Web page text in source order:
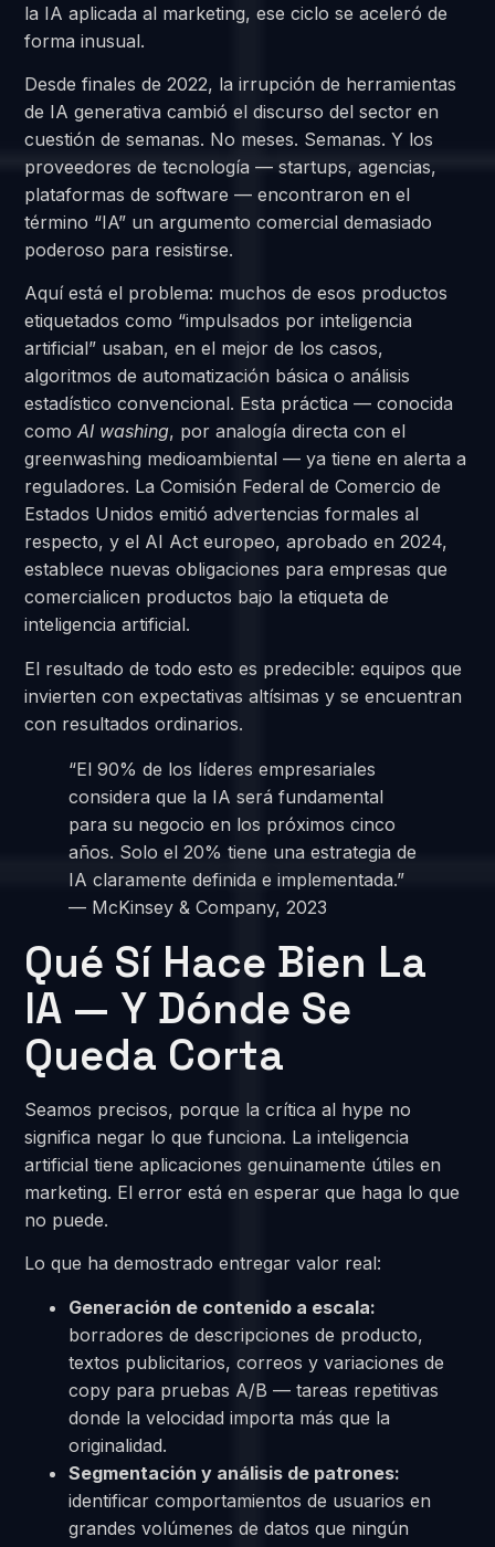
la IA aplicada al marketing, ese ciclo se aceleró de
forma inusual.
Desde finales de 2022, la irrupción de herramientas
de IA generativa cambió el discurso del sector en
cuestión de semanas. No meses. Semanas. Y los
proveedores de tecnología — startups, agencias,
plataformas de software — encontraron en el
término “IA” un argumento comercial demasiado
poderoso para resistirse.
Aquí está el problema: muchos de esos productos
etiquetados como “impulsados por inteligencia
artificial” usaban, en el mejor de los casos,
algoritmos de automatización básica o análisis
estadístico convencional. Esta práctica — conocida
comoAI washing, por analogía directa con el
greenwashing medioambiental — ya tiene en alerta a
reguladores. La Comisión Federal de Comercio de
Estados Unidos emitió advertencias formales al
respecto, y el AI Act europeo, aprobado en 2024,
establece nuevas obligaciones para empresas que
comercialicen productos bajo la etiqueta de
inteligencia artificial.
El resultado de todo esto es predecible: equipos que
invierten con expectativas altísimas y se encuentran
con resultados ordinarios.
“El 90% de los líderes empresariales
considera que la IA será fundamental
para su negocio en los próximos cinco
años. Solo el 20% tiene una estrategia de
IA claramente definida e implementada.”
— McKinsey & Company, 2023
Qué Sí Hace Bien La
IA — Y Dónde Se
Queda Corta
Seamos precisos, porque la crítica al hype no
significa negar lo que funciona. La inteligencia
artificial tiene aplicaciones genuinamente útiles en
marketing. El error está en esperar que haga lo que
no puede.
Lo que ha demostrado entregar valor real:
Generación de contenido a escala:
borradores de descripciones de producto,
textos publicitarios, correos y variaciones de
copy para pruebas A/B — tareas repetitivas
donde la velocidad importa más que la
originalidad.
Segmentación y análisis de patrones:
identificar comportamientos de usuarios en
grandes volúmenes de datos que ningún